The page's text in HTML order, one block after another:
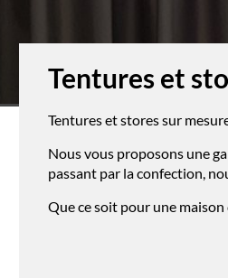
Tentures et
Tentures et stores sur
Nous vous proposons une
passant par la confection,
Que ce soit pour une